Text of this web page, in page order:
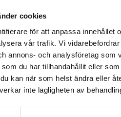
cookies
för att anpassa innehållet
vår trafik. Vi
annons- och analysföretag
du har tillhandahållit eller
kan när som helst ändra eller
inte lagligheten av
5 av 5 i omdöme
Shampoo & Conditioner
Schampo & Balsam 250 ml
Pris online
54 kr